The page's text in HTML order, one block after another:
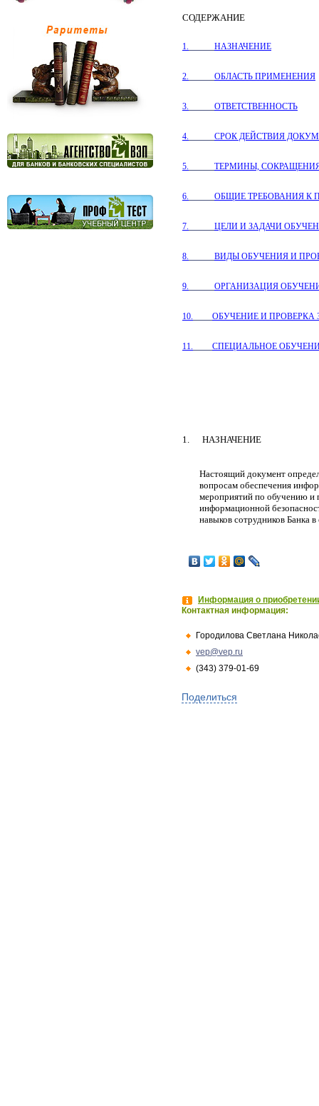
СОДЕРЖАНИЕ
1. НАЗНАЧЕНИЕ
2. ОБЛАСТЬ ПРИМЕНЕНИЯ
3. ОТВЕТСТВЕННОСТЬ
4. CРОК ДЕЙСТВИЯ
5. ТЕРМИНЫ,
6. ОБЩИЕ ТРЕБОВАНИЯ К
7. ЦЕЛИ И ЗАДАЧИ
8. ВИДЫ ОБУЧЕНИЯ И
9. ОРГАНИЗАЦИЯ
10. ОБУЧЕНИЕ И
11. СПЕЦИАЛЬНОЕ
1. НАЗНАЧЕНИЕ
Настоящий документ
вопросам обеспечения
мероприятий по обучению и
информационной
навыков сотрудников Банка
Информация о
Контактная информация:
Городилова Светлана
vep@vep.ru
(343) 379-01-69
Поделиться